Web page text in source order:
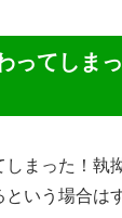
ってしま
しまった！執
いう場合は